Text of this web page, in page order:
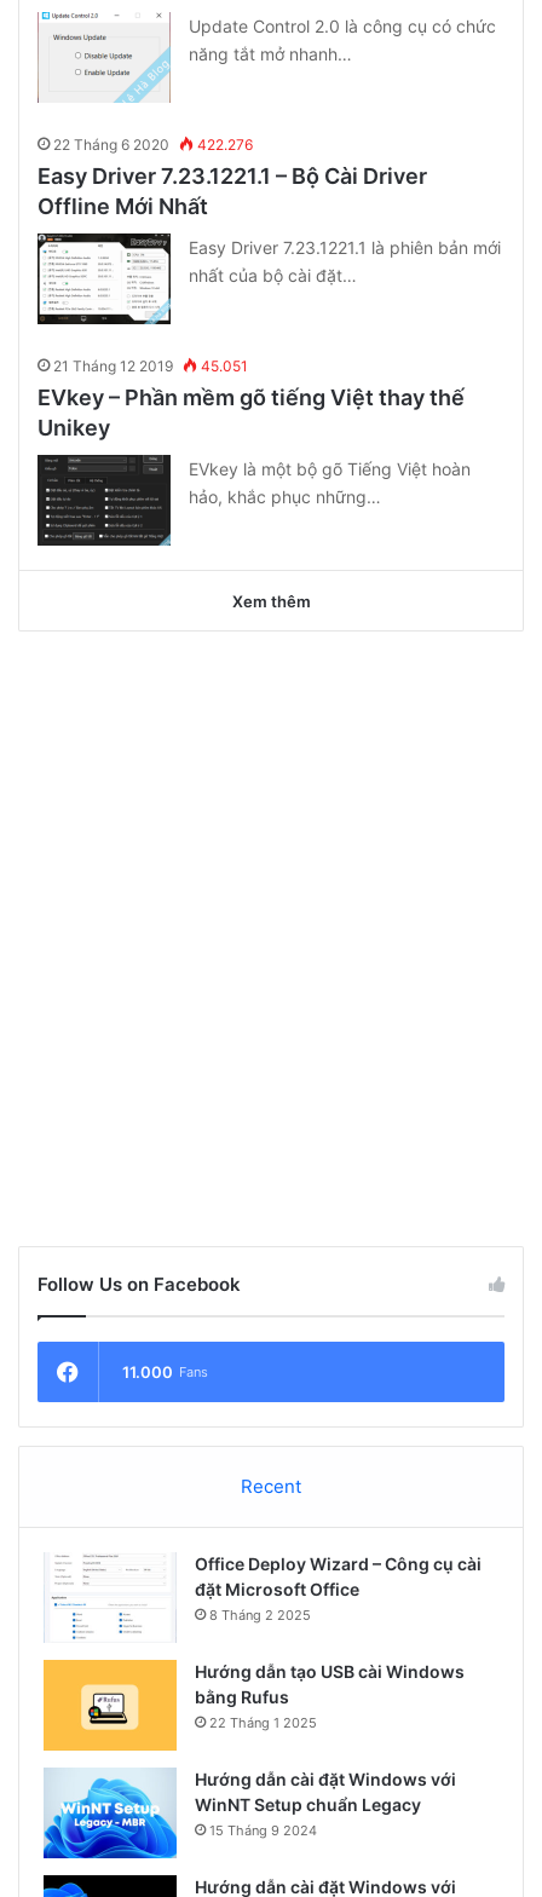
Update Control 2.0 là công cụ có chức
năng tắt mở nhanh…
22 Tháng 6 2020 422.276
Easy Driver 7.23.1221.1 – Bộ Cài Driver
Offline Mới Nhất
Easy Driver 7.23.1221.1 là phiên bản mới
nhất của bộ cài đặt…
21 Tháng 12 2019 45.051
EVkey – Phần mềm gõ tiếng Việt thay thế
Unikey
EVkey là một bộ gõ Tiếng Việt hoàn
hảo, khắc phục những…
Xem thêm
Follow Us on Facebook
11.000 Fans
Recent
Office Deploy Wizard – Công cụ cài
đặt Microsoft Office
8 Tháng 2 2025
Hướng dẫn tạo USB cài Windows
bằng Rufus
22 Tháng 1 2025
Hướng dẫn cài đặt Windows với
WinNT Setup chuẩn Legacy
15 Tháng 9 2024
Hướng dẫn cài đặt Windows với